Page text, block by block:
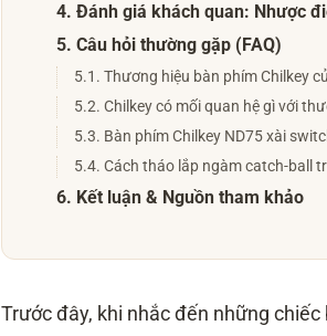
4. Đánh giá khách quan: Nhược
5. Câu hỏi thường gặp (FAQ)
5.1. Thương hiệu bàn phím Chilkey
5.2. Chilkey có mối quan hệ gì với
5.3. Bàn phím Chilkey ND75 xài
5.4. Cách tháo lắp ngàm catch-ball
6. Kết luận & Nguồn tham khảo
Trước đây, khi nhắc đến những